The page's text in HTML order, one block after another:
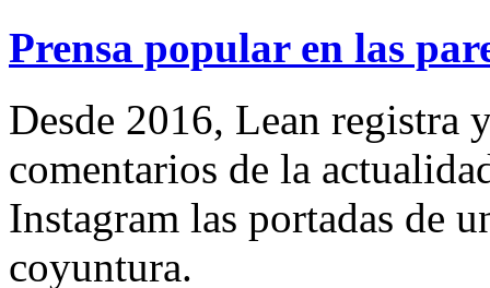
Prensa popular en las
Desde 2016, Lean registra
comentarios de la
Instagram las portadas de
coyuntura.